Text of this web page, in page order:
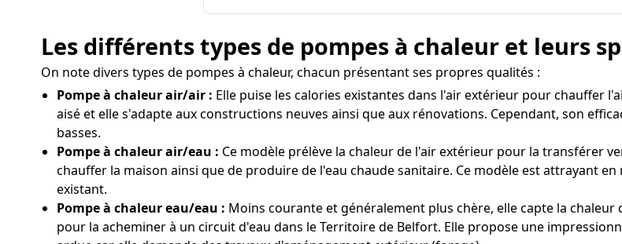
Les différents types de pompes à chaleur et leurs
On note divers types de pompes à chaleur, chacun présentant ses propres qualités :
Pompe à chaleur air/air : Elle puise les calories existantes dans l'air extérieur pour chauffer
aisé et elle s'adapte aux constructions neuves ainsi que aux rénovations. Cependant, son
basses.
Pompe à chaleur air/eau : Ce modèle prélève la chaleur de l'air extérieur pour la transférer
chauffer la maison ainsi que de produire de l'eau chaude sanitaire. Ce modèle est attrayant
existant.
Pompe à chaleur eau/eau : Moins courante et généralement plus chère, elle capte la
pour la acheminer à un circuit d'eau dans le Territoire de Belfort. Elle propose une